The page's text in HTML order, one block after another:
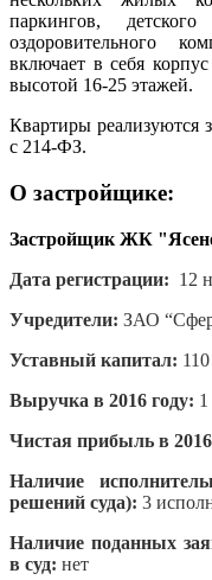
паркингов,
оздоровительного
включает в себя
высотой 16-25 этажей.
Квартиры реализуются
с 214-ФЗ.
О застройщике:
Застройщик ЖК
Дата регистрации: 12
Учредители: ЗАО
Уставный капитал:
Выручка в 2016 году:
Чистая прибыль в 2016
Наличие
решений суда): 3
Наличие поданных
в суд: нет